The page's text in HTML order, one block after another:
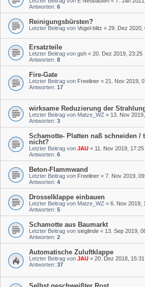
Antworten: 6
Reinigungsbürsten?
Letzter Beitrag von Vogel-blitz « 29. Dez 2020,
Ersatzteile
Letzter Beitrag von gsh « 20. Dez 2019, 23:25
Antworten: 8
Fire-Gate
Letzter Beitrag von Freeliner « 21. Nov 2019,
Antworten: 17
wirksame Reduzierung der
Letzter Beitrag von Matze_WZ « 13. Nov
Antworten: 3
Schamotte- Platten naß schneiden /
nicht?
Letzter Beitrag von JAU « 11. Nov 2019, 17:25
Antworten: 6
Beton-Flammwand
Letzter Beitrag von Freeliner « 7. Nov 2019,
Antworten: 4
Drosselklappe einbauen
Letzter Beitrag von Matze_WZ « 6. Nov 2019,
Antworten: 5
Schamotte aus Baumarkt
Letzter Beitrag von sieglinde « 13. Sep 2019,
Antworten: 2
Automatische Zuluftklappe
Letzter Beitrag von JAU « 20. Dez 2018, 15:31
Antworten: 37